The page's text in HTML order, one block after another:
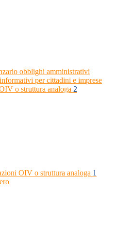
obblighi amministrativi
per cittadini e imprese
o struttura analoga 2
OIV o struttura analoga 1